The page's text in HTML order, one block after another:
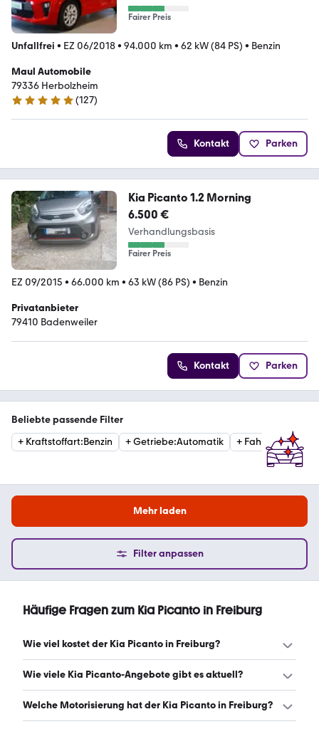
Fairer Preis
Unfallfrei • EZ 06/2018• 94.000 km • 62 kW (84 PS) • Benzin
Maul Automobile
79336 Herbolzheim
5 Sterne
(127)
Kontakt Parken
Kia Picanto 1.2 Morning
6.500 €
Verhandlungsbasis
Fairer Preis
EZ 09/2015 • 66.000 km • 63 kW (86 PS) • Benzin
Privatanbieter
79410 Badenweiler
Kontakt Parken
Beliebte passende Filter
+ Kraftstoffart:Benzin +Getriebe:Automatik +
Mehr laden
Filter anpassen
Häufige Fragen zum Kia Picanto in Freiburg
Wie viel kostet der Kia Picanto in Freiburg?
Ein guter Preis für einen Kia Picanto in Freiburg liegt
ab 142 € monatlich. (Stand: 8.8.2026)
Wie viele Kia Picanto-Angebote gibt es aktuell?
Es gibt insgesamt 36 Kia Picanto bei mobile.de, davon 25
Welche Motorisierung hat der Kia Picanto in Freiburg?